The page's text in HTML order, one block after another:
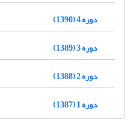
دوره 4 (1390)
دوره 3 (1389)
دوره 2 (1388)
دوره 1 (1387)